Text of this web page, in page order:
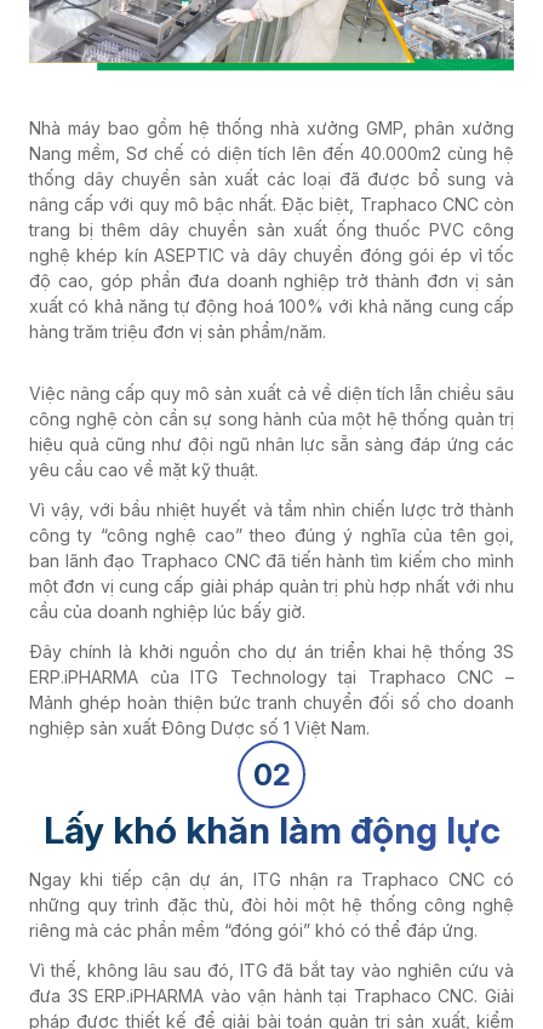
Nhà máy bao gồm hệ thống nhà xưởng GMP, phân xưởng
Nang mềm, Sơ chế có diện tích lên đến 40.000m2 cùng hệ
thống dây chuyền sản xuất các loại đã được bổ sung và
nâng cấp với quy mô bậc nhất. Đặc biệt, Traphaco CNC còn
trang bị thêm dây chuyền sản xuất ống thuốc PVC công
nghệ khép kín ASEPTIC và dây chuyền đóng gói ép vỉ tốc
độ cao, góp phần đưa doanh nghiệp trở thành đơn vị sản
xuất có khả năng tự động hoá 100% với khả năng cung cấp
hàng trăm triệu đơn vị sản phẩm/năm.
Việc nâng cấp quy mô sản xuất cả về diện tích lẫn chiều sâu
công nghệ còn cần sự song hành của một hệ thống quản trị
hiệu quả cũng như đội ngũ nhân lực sẵn sàng đáp ứng các
yêu cầu cao về mặt kỹ thuật.
Vì vậy, với bầu nhiệt huyết và tầm nhìn chiến lược trở thành
công ty “công nghệ cao” theo đúng ý nghĩa của tên gọi,
ban lãnh đạo Traphaco CNC đã tiến hành tìm kiếm cho mình
một đơn vị cung cấp giải pháp quản trị phù hợp nhất với nhu
cầu của doanh nghiệp lúc bấy giờ.
Đây chính là khởi nguồn cho dự án triển khai hệ thống 3S
ERP.iPHARMA của ITG Technology tại Traphaco CNC –
Mảnh ghép hoàn thiện bức tranh chuyển đối số cho doanh
nghiệp sản xuất Đông Dược số 1 Việt Nam.
02
Lấy khó khăn làm động lực
Ngay khi tiếp cận dự án, ITG nhận ra Traphaco CNC có
những quy trình đặc thù, đòi hỏi một hệ thống công nghệ
riêng mà các phần mềm “đóng gói” khó có thể đáp ứng.
Vì thế, không lâu sau đó, ITG đã bắt tay vào nghiên cứu và
đưa 3S ERP.iPHARMA vào vận hành tại Traphaco CNC. Giải
pháp được thiết kế để giải bài toán quản trị sản xuất, kiểm